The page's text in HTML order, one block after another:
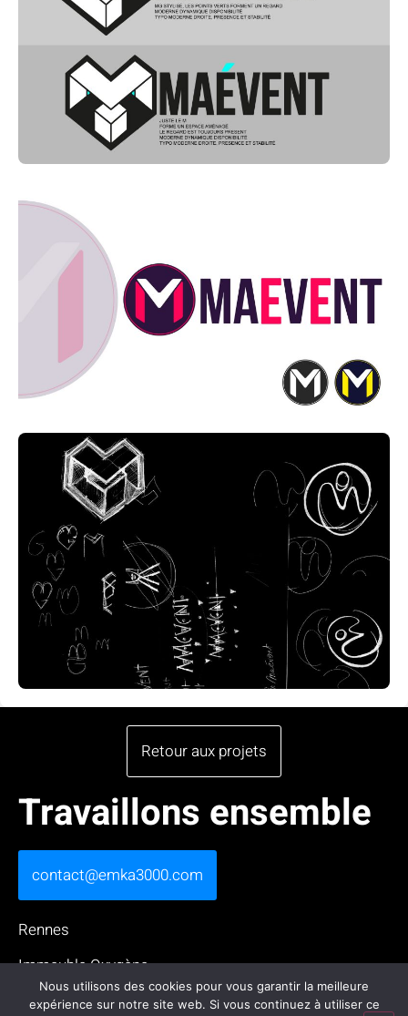
Retour aux projets
Travaillons ensemble
contact@emka3000.com
Rennes
Immeuble Oxygène
13 rue Claude Chappe, 35510 Cesson-Sévigné
Nous utilisons des cookies pour vous garantir la meilleure
expérience sur notre site web. Si vous continuez à utiliser ce